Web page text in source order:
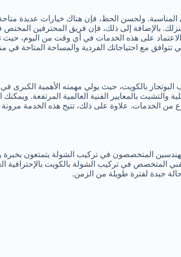
ولحسن الحظ، فإن هناك خيارات عديدة
بالإضافة إلى ذلك، فإن فريق المحترفين المختص
تتوافق مع احتياجاتك الفردية والمساحة المتاحة في
البوتجاز بالكويت، حيث يولي مهمته الأهمية
والتشبث بالمعايير الفنية العالمية المرتفعة.
من الخدمات. علاوة على ذلك، تتيح هذه الخدمة
المتخصصون في تركيب الشولة يتمتعون بخبرة
المتخصص في تركيب الشولة بالكويت بالإحترافية
جيدة لفترة طويلة من الزمن.